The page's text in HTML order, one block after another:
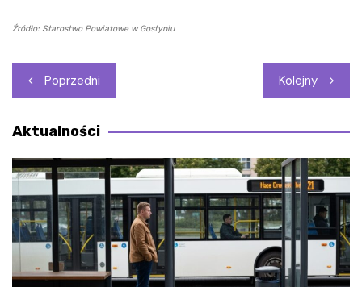
Źródło: Starostwo Powiatowe w Gostyniu
Nawigacja
wpisu
Poprzedni Kolejny
Aktualności